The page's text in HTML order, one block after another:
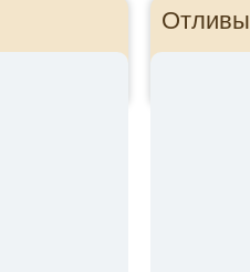
Отливы